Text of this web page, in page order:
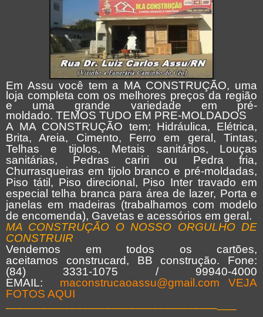
Em Assu você tem a MA CONSTRUÇÃO, uma
loja completa com os melhores preços da região
e uma grande variedade em pré-
moldado. TEMOS TUDO EM PRE-MOLDADOS
A MA CONSTRUÇÃO tem; Hidráulica, Elétrica,
Brita, Areia, Cimento, Ferro em geral, Tintas,
Telhas e tijolos, Metais sanitários, Louças
sanitárias, Pedras cariri ou Pedra fria,
Churrasqueiras em tijolo branco e pré-moldadas,
Piso tátil, Piso direcional, Piso Inter travado em
especial telha branca para área de lazer, Porta e
janelas em madeiras (trabalhamos com modelo
de encomenda), Gavetas e acessórios em geral.
MA CONSTRUÇÃO O NOSSO ORGULHO DE
CONSTRUIR
Vendemos em todos os cartões,
aceitamos construcard, BB construção. Fone:
(84) 3331-1075 / 99940-4000
EMAIL: maconstrucaoassu@gmail.com
VEJA
FOTOS AQUI
____________________________________